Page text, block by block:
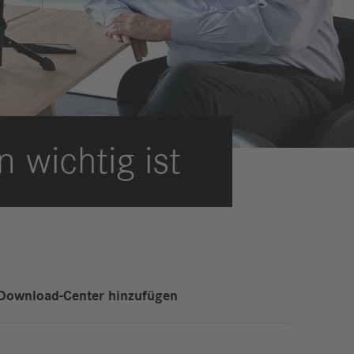
Meldungen
Strategie
ESG
Refinanzierung
wichtig ist
Center hinzufügen